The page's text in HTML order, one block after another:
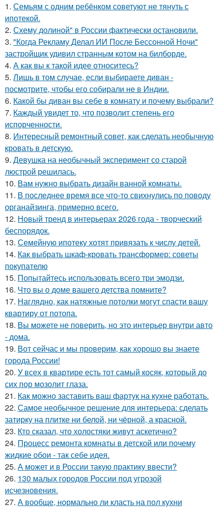
1. Семьям с одним ребёнком советуют не тянуть с
ипотекой.
2. Схему долиной" в России фактически остановили.
3. "Когда Рекламу Делал ИИ После Бессонной Ночи"
застройщик удивил странным котом на билборде.
4. А как вы к такой идее относитесь?
5. Лишь в том случае, если выбираете диван -
посмотрите, чтобы его собирали не в Индии.
6. Какой бы диван вы себе в комнату и почему выбрали?
7. Каждый увидет то, что позволит степень его
испорченности.
8. Интересный ремонтный совет, как сделать необычную
кровать в детскую.
9. Девушка на необычный эксперимент со старой
люстрой решилась.
10. Вам нужно выбрать дизайн ванной комнаты.
11. В последнее время все что-то свихнулись по поводу
органайзинга, примерно всего.
12. Новый тренд в интерьерах 2026 года - творческий
беспорядок.
13. Семейную ипотеку хотят привязать к числу детей.
14. Как выбрать шкаф-кровать трансформер: советы
покупателю
15. Попытайтесь использовать всего три эмодзи.
16. Что вы о доме вашего детства помните?
17. Наглядно, как натяжные потолки могут спасти вашу
квартиру от потопа.
18. Вы можете не поверить, но это интерьер внутри авто
- дома.
19. Вот сейчас и мы проверим, как хорошо вы знаете
города России!
20. У всех в квартире есть тот самый косяк, который до
сих пор мозолит глаза.
21. Как можно заставить ваш фартук на кухне работать.
22. Самое необычное решение для интерьера: сделать
затирку на плитке ни белой, ни чёрной, а красной.
23. Кто сказал, что холостяки живут аскетично?
24. Процесс ремонта комнаты в детской или почему
жидкие обои - так себе идея.
25. А может и в России такую практику ввести?
26. 130 малых городов России под угрозой
исчезновения.
27. А вообще, нормально ли класть на пол кухни